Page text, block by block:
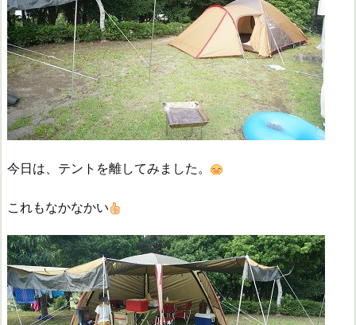
今日は、テントを離してみました。
これもなかなかい